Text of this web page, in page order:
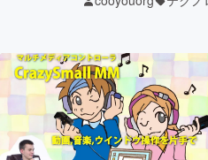
ターン
ジェクト
アート・写真
テクノロジー・ガジ